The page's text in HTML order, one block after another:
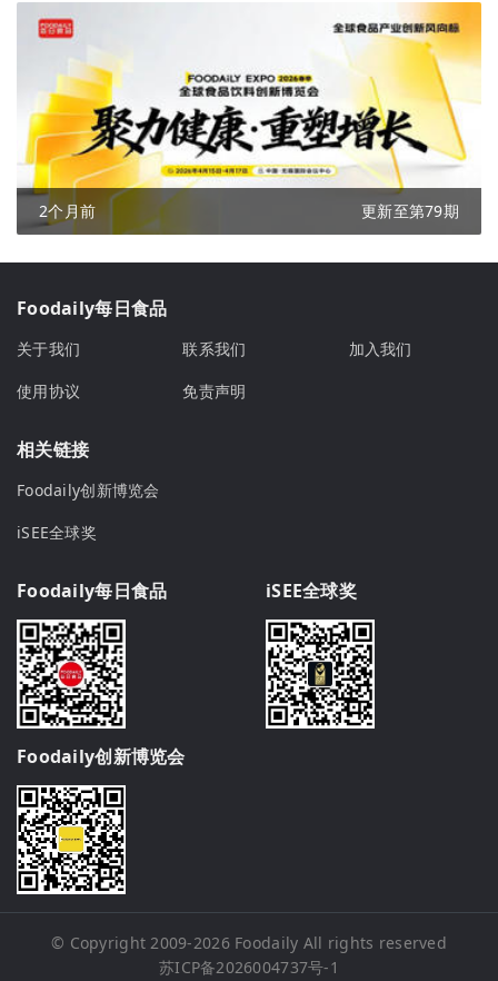
2个月前 更新至第79期
Foodaily每日食品
关于我们 联系我们
加入我们
使用协议
免责声明
相关链接
Foodaily创新博览会
iSEE全球奖
Foodaily每日食品 iSEE全球奖
Foodaily创新博览会
© Copyright 2009-2026 Foodaily All rights reserved
苏ICP备2026004737号-1